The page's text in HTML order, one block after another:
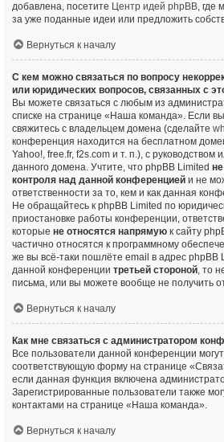
добавлена, посетите Центр идей phpBB, где
за уже поданные идеи или предложить
Вернуться к началу
С кем можно связаться по вопросу
или юридических вопросов, связанных с
Вы можете связаться с любым из
списке на странице «Наша команда». Если
свяжитесь с владельцем домена (сделайте
конференция находится на бесплатном
Yahoo!, free.fr, f2s.com и т. п.), с руководством
данного домена. Учтите, что phpBB Limited
контроля над данной конференцией и не
ответственности за то, кем и как данная
Не обращайтесь к phpBB Limited по
приостановке работы конференции,
которые не относятся напрямую к сайту
частично относятся к программному
же вы всё-таки пошлёте email в адрес phpBB
данной конференции третьей стороной, то
письма, или вы можете вообще не получить
Вернуться к началу
Как мне связаться с администратором
Все пользователи данной конференции
соответствующую форму на странице
если данная функция включена
Зарегистрированные пользователи также
контактами на странице «Наша команда».
Вернуться к началу